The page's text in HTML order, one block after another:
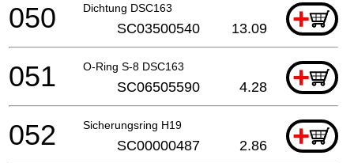
Dichtung DSC163 +
050 SC03500540 13.09
O-Ring S-8 DSC163 +
051 SC06505590 4.28
Sicherungsring H19 +
052 SC00000487 2.86